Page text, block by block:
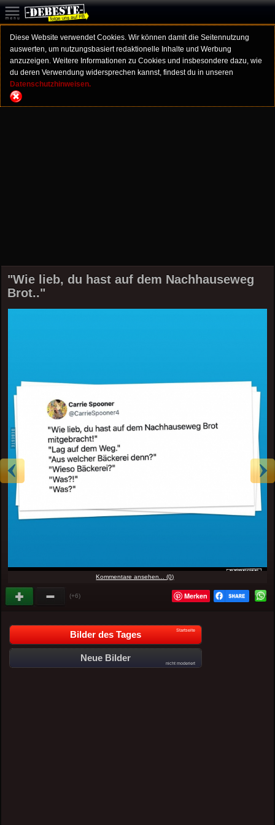
Diese Website verwendet Cookies. Wir können damit die Seitennutzung
auswerten, um nutzungsbasiert redaktionelle Inhalte und Werbung
anzuzeigen. Weitere Informationen zu Cookies und insbesondere dazu, wie
du deren Verwendung widersprechen kannst, findest du in unseren
Datenschutzhinweisen.
"Wie lieb, du hast auf dem Nachhauseweg
Brot.."
Kommentare ansehen... (0)
(+6) Merken
Bilder des Tages Startseite
Neue Bilder
nicht moderiert